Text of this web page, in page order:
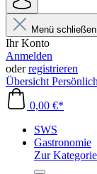
Menü schließen
Ihr Konto
Anmelden
oderregistrieren
Übersicht
0,00 €*
SWS
Gastronomie
Zur